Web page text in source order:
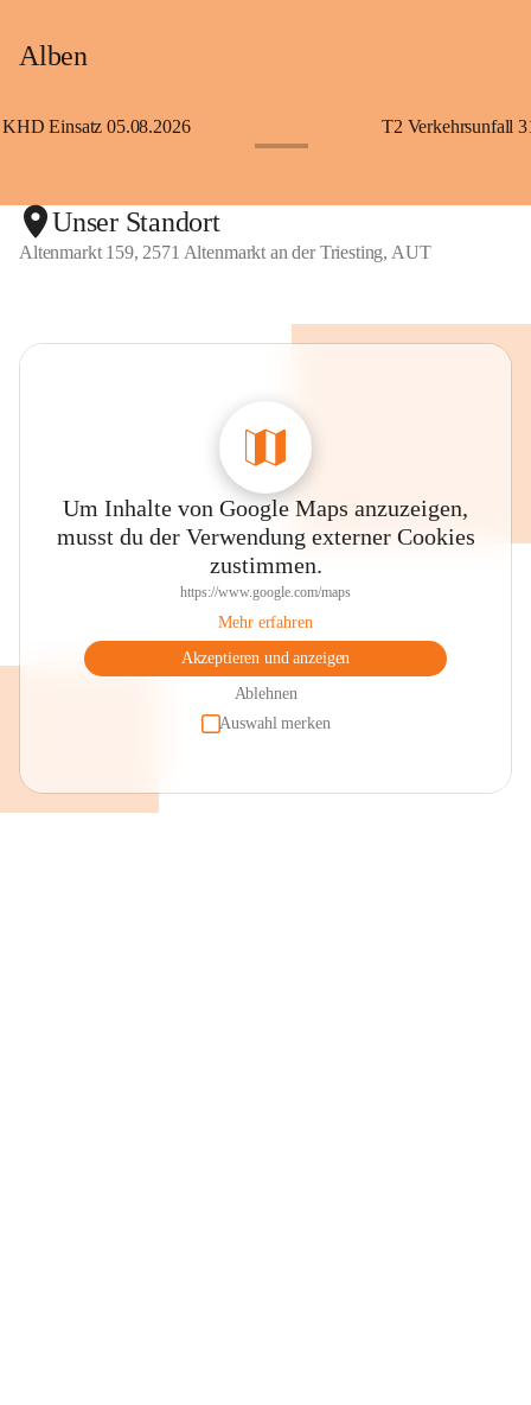
Alben
KHD Einsatz 05.08.2026 T2 Verkehrsunfall
Unser Standort
Altenmarkt 159, 2571 Altenmarkt an der Triesting, AUT
Um Inhalte von Google Maps anzuzeigen,
musst du der Verwendung externer Cookies
zustimmen.
https://www.google.com/maps
Mehr erfahren
Akzeptieren und anzeigen
Ablehnen
Auswahl merken